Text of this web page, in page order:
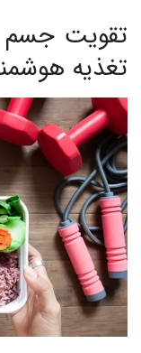
تقویت جسم
تغذیه